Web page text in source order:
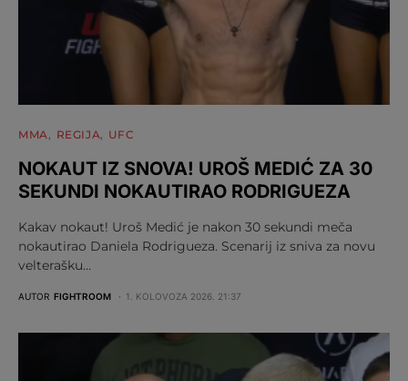
MMA REGIJA UFC
NOKAUT IZ SNOVA! UROŠ MEDIĆ ZA 30
SEKUNDI NOKAUTIRAO RODRIGUEZA
Kakav nokaut! Uroš Medić je nakon 30 sekundi meča
nokautirao Daniela Rodrigueza. Scenarij iz sniva za novu
velterašku…
AUTOR FIGHTROOM 1. KOLOVOZA 2026. 21:37